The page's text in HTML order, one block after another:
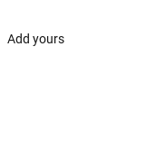
Add yours